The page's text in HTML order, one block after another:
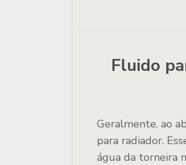
Fluido
Geralmente, ao
para radiador.
água da torneira